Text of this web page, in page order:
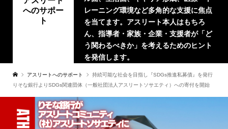
へのサポー
ト
レーニング環境など多角的な支援に焦点
を当てます。アスリート本人はもちろ
ん、指導者・家族・企業・支援者が「ど
う関わるべきか」を考えるためのヒント
を発信します。
アスリートへのサポート
持続可能な社会を目指し『SDGs推進私募債』を発行
りそな銀行よりSDGs関連団体（一般社団法人アスリートソサエティ）への寄付を開始